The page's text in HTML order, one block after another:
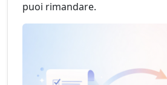
puoi rimandare.